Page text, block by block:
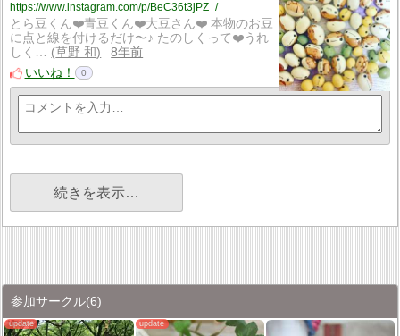
https://www.instagram.com/p/BeC36t3jPZ_/
とら豆くん❤️青豆くん❤️大豆さん❤️ 本物のお豆
に点と線を付けるだけ〜♪ たのしくって❤️うれ
しく…
草野 和
8年前
いいね！
0
続きを表示…
参加サークル(6)